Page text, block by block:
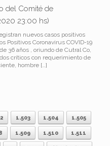
del Comité de
23:00 hs)
nuevos casos positivos
Positivos Coronavirus COVID-19
36 años , oriundo de Cutral Co,
críticos con requerimiento de
hombre […]
1.503 1.504 1.505
1.509 1.510 1.511